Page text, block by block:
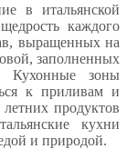
в итальянской
каждого
выращенных на
заполненных
Кухонные зоны
к приливам и
продуктов
кухни
и природой.